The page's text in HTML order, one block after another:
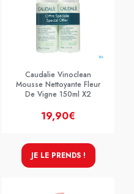
Caudalie Vinoclean
Mousse Nettoyante Fleur
De Vigne 150ml X2
19,90€
JE LE PRENDS !